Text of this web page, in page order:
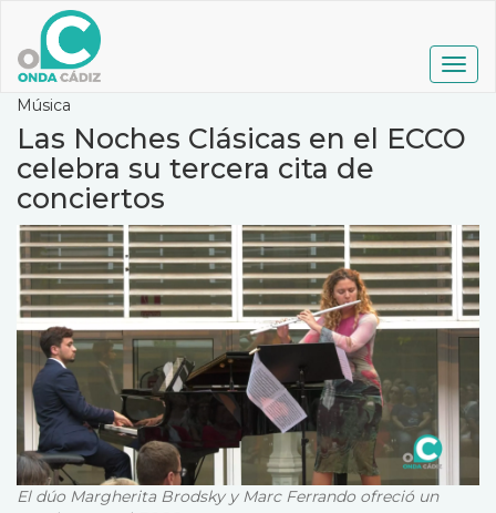
contenido
principal
Música
Las Noches Clásicas en el ECCO
celebra su tercera cita de
conciertos
El dúo Margherita Brodsky y Marc Ferrando ofreció un